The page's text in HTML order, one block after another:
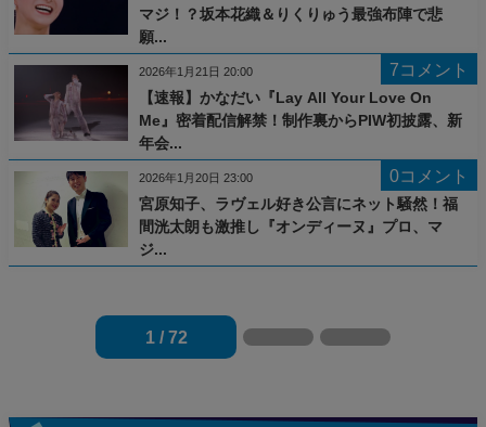
マジ！？坂本花織＆りくりゅう最強布陣で悲
願...
7コメント
【速報】かなだい『Lay All Your Love On
Me』密着配信解禁！制作裏からPIW初披露、新
年会...
2026年1月21日 20:00
0コメント
宮原知子、ラヴェル好き公言にネット騒然！福
間洸太朗も激推し『オンディーヌ』プロ、マ
ジ...
2026年1月20日 23:00
1 / 72